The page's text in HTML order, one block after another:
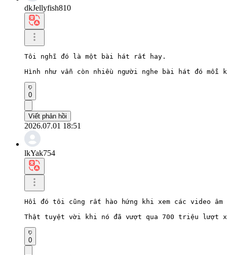
dkJellyfish810
Tôi nghĩ đó là một bài hát rất hay.
Hình như vẫn còn nhiều người nghe bài hát đó mỗi
0
Viết phản hồi
2026.07.01 18:51
lkYak754
Hồi đó tôi cũng rất hào hứng khi xem các video âm
Thật tuyệt vời khi nó đã vượt qua 700 triệu lượt
0